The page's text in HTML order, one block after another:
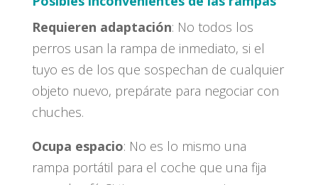
Requieren adaptación: No todos los
perros usan la rampa de inmediato, si el
tuyo es de los que sospechan de cualquier
objeto nuevo, prepárate para negociar con
chuches.
Ocupa espacio: No es lo mismo una
rampa portátil para el coche que una fija